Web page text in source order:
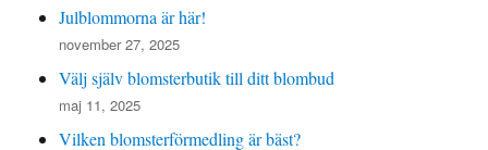
Julblommorna är här!
november 27, 2025
Välj själv blomsterbutik till ditt blombud
maj 11, 2025
Vilken blomsterförmedling är bäst?